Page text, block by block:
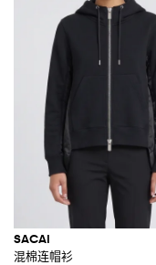
SACAI
混棉连帽衫